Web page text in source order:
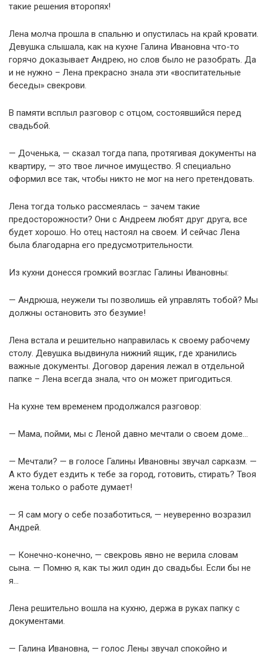
такие решения второпях!
Лена молча прошла в спальню и опустилась на край кровати.
Девушка слышала, как на кухне Галина Ивановна что-то
горячо доказывает Андрею, но слов было не разобрать. Да
и не нужно – Лена прекрасно знала эти «воспитательные
беседы» свекрови.
В памяти всплыл разговор с отцом, состоявшийся перед
свадьбой.
— Доченька, — сказал тогда папа, протягивая документы на
квартиру, — это твое личное имущество. Я специально
оформил все так, чтобы никто не мог на него претендовать.
Лена тогда только рассмеялась – зачем такие
предосторожности? Они с Андреем любят друг друга, все
будет хорошо. Но отец настоял на своем. И сейчас Лена
была благодарна его предусмотрительности.
Из кухни донесся громкий возглас Галины Ивановны:
— Андрюша, неужели ты позволишь ей управлять тобой? Мы
должны остановить это безумие!
Лена встала и решительно направилась к своему рабочему
столу. Девушка выдвинула нижний ящик, где хранились
важные документы. Договор дарения лежал в отдельной
папке – Лена всегда знала, что он может пригодиться.
На кухне тем временем продолжался разговор:
— Мама, пойми, мы с Леной давно мечтали о своем доме…
— Мечтали? — в голосе Галины Ивановны звучал сарказм. —
А кто будет ездить к тебе за город, готовить, стирать? Твоя
жена только о работе думает!
— Я сам могу о себе позаботиться, — неуверенно возразил
Андрей.
— Конечно-конечно, — свекровь явно не верила словам
сына. — Помню я, как ты жил один до свадьбы. Если бы не
я…
Лена решительно вошла на кухню, держа в руках папку с
документами.
— Галина Ивановна, — голос Лены звучал спокойно и